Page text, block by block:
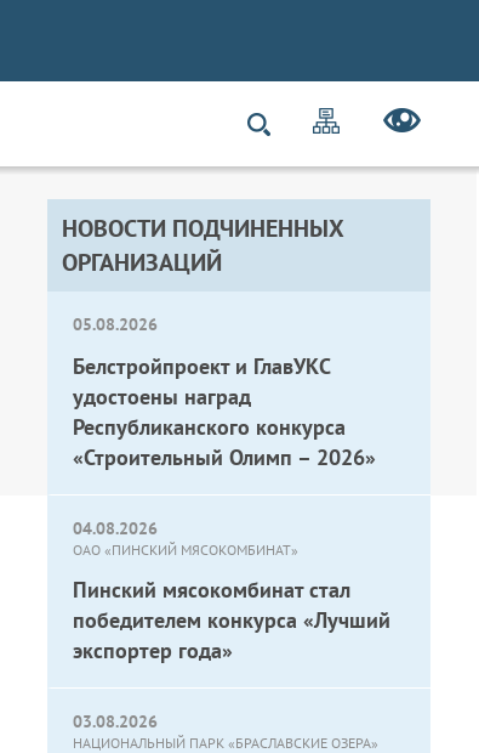
НОВОСТИ ПОДЧИНЕННЫХ
ОРГАНИЗАЦИЙ
05.08.2026
Белстройпроект и ГлавУКС
удостоены наград
Республиканского конкурса
«Строительный Олимп – 2026»
04.08.2026
ОАО «ПИНСКИЙ МЯСОКОМБИНАТ»
Пинский мясокомбинат стал
победителем конкурса «Лучший
экспортер года»
03.08.2026
НАЦИОНАЛЬНЫЙ ПАРК «БРАСЛАВСКИЕ ОЗЕРА»